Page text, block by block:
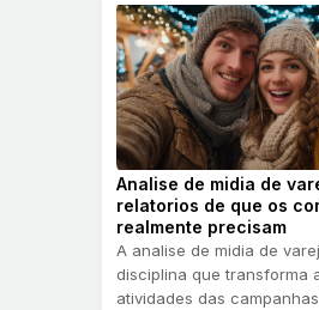
Analise de midia de
relatorios de que os
realmente precisam
A analise de midia de
disciplina que transforma
atividades das